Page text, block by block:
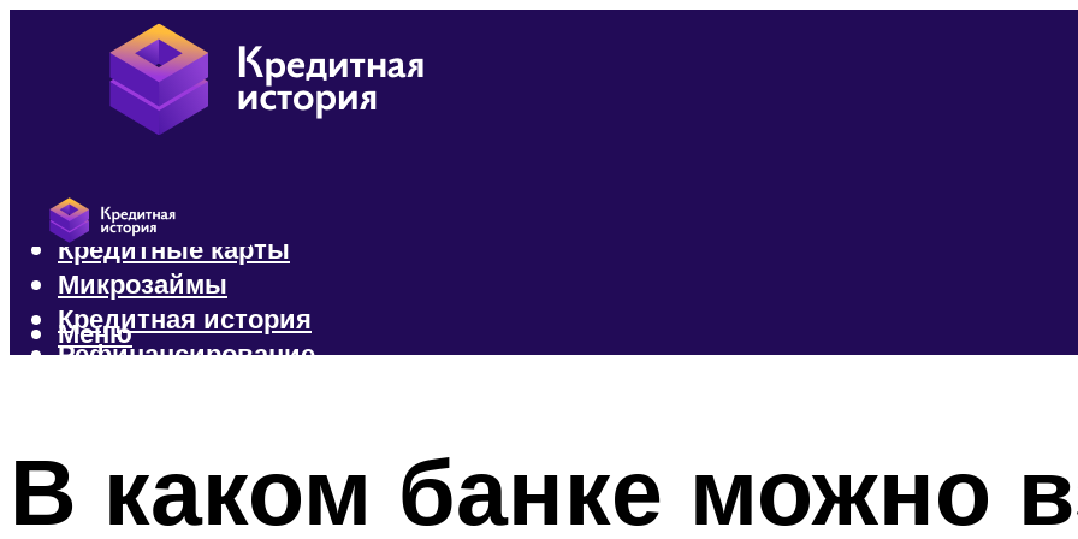
Кредиты
Кредитные карты
Микрозаймы
Кредитная история
Рефинансирование
Меню
В каком банке можно